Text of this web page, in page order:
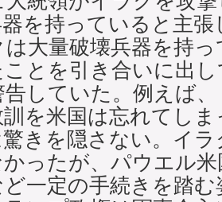
を持っていると主
大量破壊兵器を持
とを引き合いに出
していた。例えば
を米国は忘れてし
きを隠さない。イ
ったが、パウエル
一定の手続きを踏